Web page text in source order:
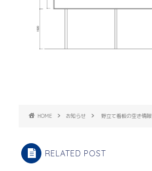
HOME お知らせ 野立て看板の空き情報
RELATED POST